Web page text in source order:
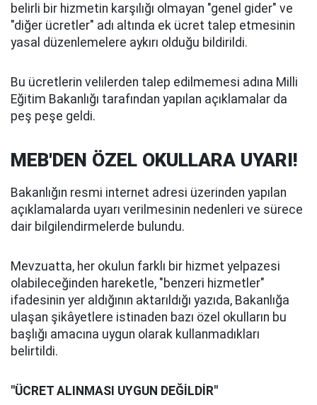
belirli bir hizmetin karşılığı olmayan "genel gider" ve
"diğer ücretler" adı altında ek ücret talep etmesinin
yasal düzenlemelere aykırı olduğu bildirildi.
Bu ücretlerin velilerden talep edilmemesi adına Milli
Eğitim Bakanlığı tarafından yapılan açıklamalar da
peş peşe geldi.
MEB'DEN ÖZEL OKULLARA UYARI!
Bakanlığın resmi internet adresi üzerinden yapılan
açıklamalarda uyarı verilmesinin nedenleri ve sürece
dair bilgilendirmelerde bulundu.
Mevzuatta, her okulun farklı bir hizmet yelpazesi
olabileceğinden hareketle, "benzeri hizmetler"
ifadesinin yer aldığının aktarıldığı yazıda, Bakanlığa
ulaşan şikâyetlere istinaden bazı özel okulların bu
başlığı amacına uygun olarak kullanmadıkları
belirtildi.
"ÜCRET ALINMASI UYGUN DEĞİLDİR"